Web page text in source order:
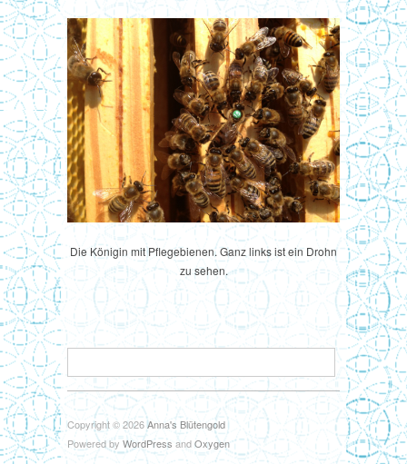
Die Königin mit Pflegebienen. Ganz links ist ein Drohn
zu sehen.
Copyright © 2026Anna's Blütengold
Powered by WordPress andOxygen